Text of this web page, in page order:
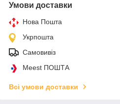
Умови доставки
Нова Пошта
Укрпошта
Самовивіз
Meest ПОШТА
Всі умови доставки